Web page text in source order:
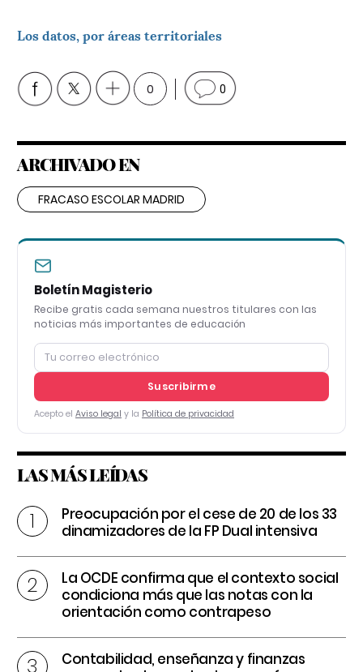
Los datos, por áreas territoriales
0 0
ARCHIVADO EN
FRACASO ESCOLAR MADRID
Boletín Magisterio
Recibe gratis cada semana nuestros titulares con las
noticias más importantes de educación
Suscribirme
Acepto el Aviso legal y la Política de privacidad
LAS MÁS LEÍDAS
Preocupación por el cese de 20 de los 33
dinamizadores de la FP Dual intensiva
La OCDE confirma que el contexto social
condiciona más que las notas con la
orientación como contrapeso
Contabilidad, enseñanza y finanzas